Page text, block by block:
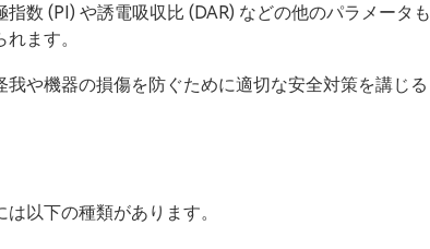
数 (PI) や誘電吸収比 (DAR) などの他のパラメータも
ます。
や機器の損傷を防ぐために適切な安全対策を講じる
以下の種類があります。